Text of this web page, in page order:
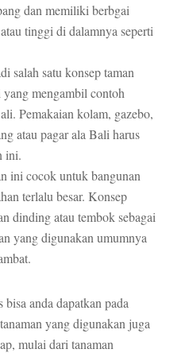
dan memiliki berbgai
tinggi di dalamnya seperti
salah satu konsep taman
mengambil contoh
Pemakaian kolam, gazebo,
atau pagar ala Bali harus
ini.
ini cocok untuk bangunan
terlalu besar. Konsep
dinding atau tembok sebagai
yang digunakan umumnya
anda dapatkan pada
yang digunakan juga
mulai dari tanaman